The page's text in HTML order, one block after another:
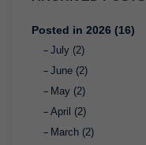
Posted in 2026 (16)
July (2)
June (2)
May (2)
April (2)
March (2)